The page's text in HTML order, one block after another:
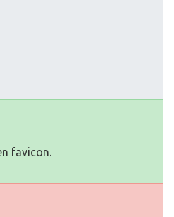
favicon.